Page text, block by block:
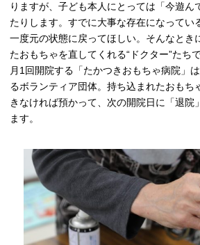
りますが、子ども本人にとっては「今遊ん
たりします。すでに大事な存在になってい
一度元の状態に戻ってほしい。そんなとき
たおもちゃを直してくれる“ドクター”たちで
月1回開院する「たかつきおもちゃ病院」
るボランティア団体。持ち込まれたおもち
きなければ預かって、次の開院日に「退院
ます。